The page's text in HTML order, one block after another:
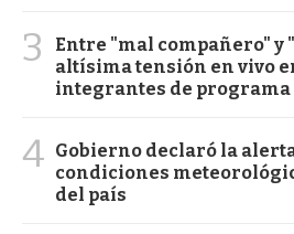
3
Entre "mal compañero" y
altísima tensión en vivo
integrantes de
4 Gobierno declaró la
condiciones
del país